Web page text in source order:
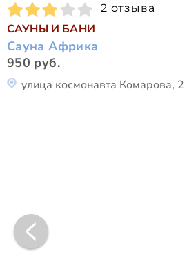
2 отзыва
САУНЫ И БАНИ
Сауна Африка
950 руб.
улица космонавта Комарова, 2